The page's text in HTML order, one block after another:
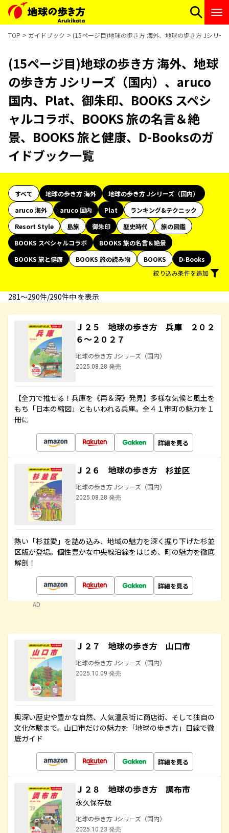
TOP ガイドブック (15ページ目)地球の歩き方 海外、地球の歩き方 Jシリ
(15ページ目)地球の歩き方 海外、地球
の歩き方 Jシリーズ（国内）、aruco
国内、Plat、御朱印、BOOKS スペシ
ャルコラボ、BOOKS 旅の名言＆絶
景、BOOKS 旅と健康、D-Booksのガ
イドブック一覧
すべて 地球の歩き方 海外
地球の歩き方 Jシリーズ（国内）
aruco 海外
aruco 国内 Plat
ランキング&テクニック
Resort Style
島旅 御朱印 歴史時代
旅の図鑑
BOOKS スペシャルコラボ
BOOKS 旅の名言＆絶景
BOOKS 旅と健康
BOOKS 旅の読み物 BOOKS
D-Books
絞り込み条件を追加
281〜290件/290件中 を表示
Ｊ２５ 地球の歩き方 兵庫 ２０２
６～２０２７
地球の歩き方 Jシリーズ（国内）
2025.08.28 発売
【全力で推せる！兵庫を《再＆深》発見】多様な気候と風土を
もち「日本の縮図」ともいわれる兵庫。全４１市町の魅力を１
冊に
詳細を見る
Ｊ２６ 地球の歩き方 杉並区
地球の歩き方 Jシリーズ（国内）
2025.08.28 発売
熱い「杉並愛」を詰め込み、地域の魅力を深く掘り下げた杉並
区版が登場。個性豊かな中央線沿線をはじめ、町の魅力を徹底
解剖！
詳細を見る
AD
Ｊ２７ 地球の歩き方 山口市
地球の歩き方 Jシリーズ（国内）
2025.10.09 発売
奥深い歴史や豊かな自然、人気温泉街に商店街、そして独自の
文化体験まで。山口市だけの魅力を「地球の歩き方」目線で徹
底ガイド
詳細を見る
Ｊ２８ 地球の歩き方 調布市
永久保存版
地球の歩き方 Jシリーズ（国内）
2025.10.23 発売